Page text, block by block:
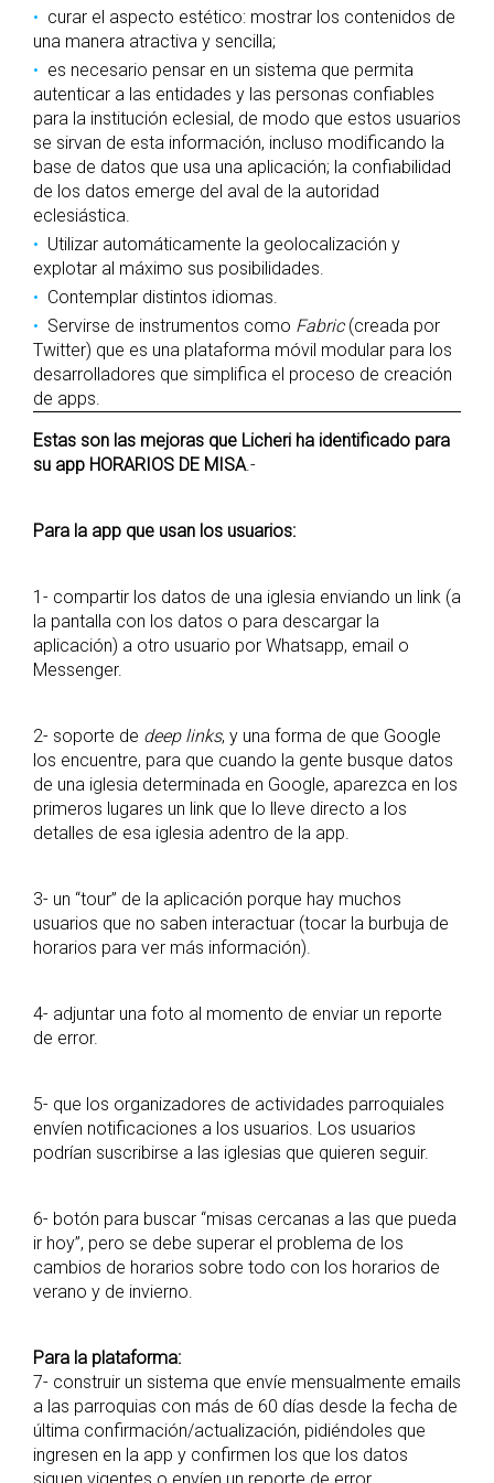
curar el aspecto estético: mostrar los contenidos de
una manera atractiva y sencilla;
es necesario pensar en un sistema que permita
autenticar a las entidades y las personas confiables
para la institución eclesial, de modo que estos usuarios
se sirvan de esta información, incluso modificando la
base de datos que usa una aplicación; la confiabilidad
de los datos emerge del aval de la autoridad
eclesiástica.
Utilizar automáticamente la geolocalización y
explotar al máximo sus posibilidades.
Contemplar distintos idiomas.
Servirse de instrumentos como Fabric(creada por
Twitter) que es una plataforma móvil modular para los
desarrolladores que simplifica el proceso de creación
de apps.
Estas son las mejoras que Licheri ha identificado para
su app HORARIOS DE MISA.-
Para la app que usan los usuarios:
1- compartir los datos de una iglesia enviando un link (a
la pantalla con los datos o para descargar la
aplicación) a otro usuario por Whatsapp, email o
Messenger.
2- soporte de deep links, y una forma de que Google
los encuentre, para que cuando la gente busque datos
de una iglesia determinada en Google, aparezca en los
primeros lugares un link que lo lleve directo a los
detalles de esa iglesia adentro de la app.
3- un “tour” de la aplicación porque hay muchos
usuarios que no saben interactuar (tocar la burbuja de
horarios para ver más información).
4- adjuntar una foto al momento de enviar un reporte
de error.
5- que los organizadores de actividades parroquiales
envíen notificaciones a los usuarios. Los usuarios
podrían suscribirse a las iglesias que quieren seguir.
6- botón para buscar “misas cercanas a las que pueda
ir hoy”, pero se debe superar el problema de los
cambios de horarios sobre todo con los horarios de
verano y de invierno.
Para la plataforma:
7- construir un sistema que envíe mensualmente emails
a las parroquias con más de 60 días desde la fecha de
última confirmación/actualización, pidiéndoles que
ingresen en la app y confirmen los que los datos